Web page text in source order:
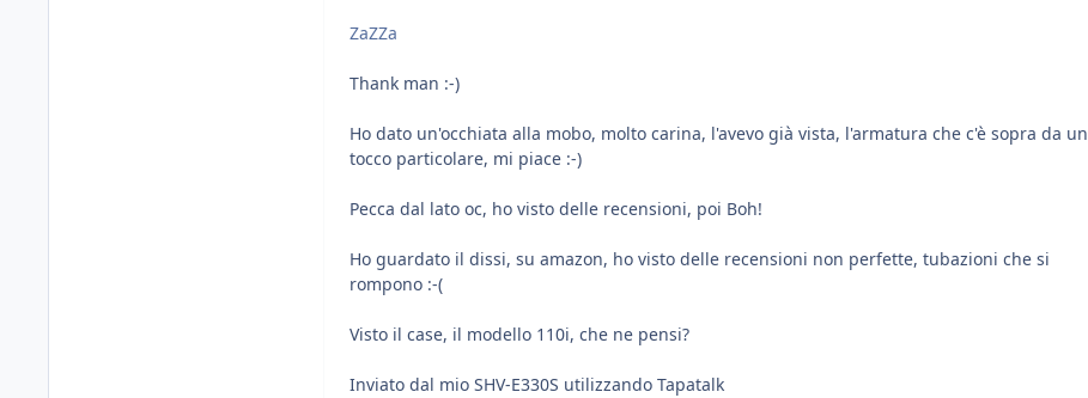
ZaZZa
Thank man :-)
Ho dato un'occhiata alla mobo, molto carina, l'avevo già vista, l'armatura che c'è sopra da un
tocco particolare, mi piace :-)
Pecca dal lato oc, ho visto delle recensioni, poi Boh!
Ho guardato il dissi, su amazon, ho visto delle recensioni non perfette, tubazioni che si
rompono :-(
Visto il case, il modello 110i, che ne pensi?
Inviato dal mio SHV-E330S utilizzando Tapatalk